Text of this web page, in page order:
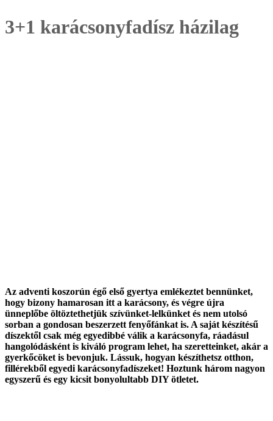
3+1 karácsonyfadísz házilag
Az adventi koszorún égő első gyertya emlékeztet bennünket,
hogy bizony hamarosan itt a karácsony, és végre újra
ünneplőbe öltöztethetjük szívünket-lelkünket és nem utolsó
sorban a gondosan beszerzett fenyőfánkat is. A saját készítésű
díszektől csak még egyedibbé válik a karácsonyfa, ráadásul
hangolódásként is kiváló program lehet, ha szeretteinket, akár a
gyerkőcöket is bevonjuk. Lássuk, hogyan készíthetsz otthon,
fillérekből egyedi karácsonyfadíszeket! Hoztunk három nagyon
egyszerű és egy kicsit bonyolultabb DIY ötletet.